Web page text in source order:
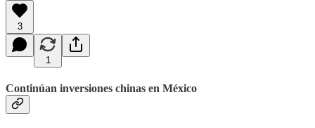
3
1
Continúan inversiones chinas en México